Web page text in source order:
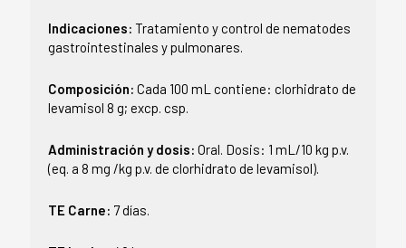
Indicaciones: Tratamiento y control de nematodes
gastrointestinales y pulmonares.
Composición: Cada 100 mL contiene: clorhidrato de
levamisol 8 g; excp. csp.
Administración y dosis: Oral. Dosis: 1 mL/10 kg p.v.
(eq. a 8 mg /kg p.v. de clorhidrato de levamisol).
TE Carne: 7 días.